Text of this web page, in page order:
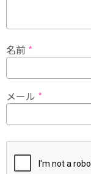
名前 *
メール *